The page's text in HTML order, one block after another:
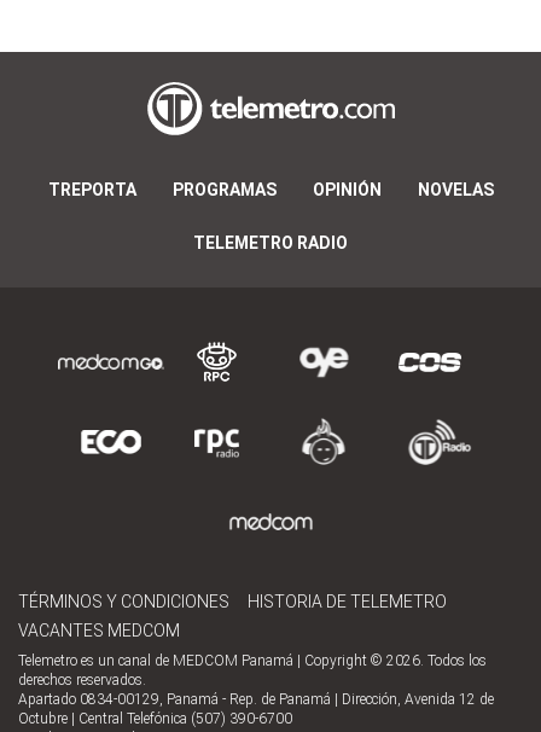
TREPORTA PROGRAMAS OPINIÓN NOVELAS
TELEMETRO RADIO
TÉRMINOS Y CONDICIONES
HISTORIA DE TELEMETRO
VACANTES MEDCOM
Telemetro es un canal de MEDCOM Panamá | Copyright © 2026. Todos los
derechos reservados.
Apartado 0834-00129, Panamá - Rep. de Panamá | Dirección, Avenida 12 de
Octubre | Central Telefónica (507) 390-6700